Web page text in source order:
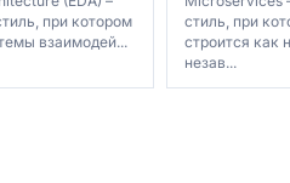
при котором
взаимодей...
стиль, при
строится как
незав...